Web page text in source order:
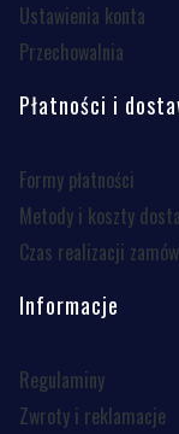
Ustawienia konta
Przechowalnia
Płatności i
Formy płatności
Metody i koszty
Czas realizacji
Informacje
Regulaminy
Zwroty i reklamacje